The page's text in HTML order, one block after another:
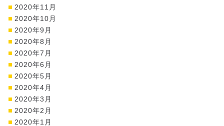
2020年11月
2020年10月
2020年9月
2020年8月
2020年7月
2020年6月
2020年5月
2020年4月
2020年3月
2020年2月
2020年1月